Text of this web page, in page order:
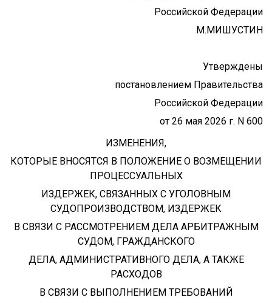
Российской Федерации
М.МИШУСТИН
Утверждены
постановлением Правительства
Российской Федерации
от 26 мая 2026 г. N 600
ИЗМЕНЕНИЯ,
КОТОРЫЕ ВНОСЯТСЯ В ПОЛОЖЕНИЕ О ВОЗМЕЩЕНИИ
ПРОЦЕССУАЛЬНЫХ
ИЗДЕРЖЕК, СВЯЗАННЫХ С УГОЛОВНЫМ
СУДОПРОИЗВОДСТВОМ, ИЗДЕРЖЕК
В СВЯЗИ С РАССМОТРЕНИЕМ ДЕЛА АРБИТРАЖНЫМ
СУДОМ, ГРАЖДАНСКОГО
ДЕЛА, АДМИНИСТРАТИВНОГО ДЕЛА, А ТАКЖЕ
РАСХОДОВ
В СВЯЗИ С ВЫПОЛНЕНИЕМ ТРЕБОВАНИЙ